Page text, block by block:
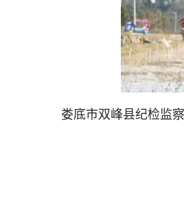
娄底市双峰县纪检监